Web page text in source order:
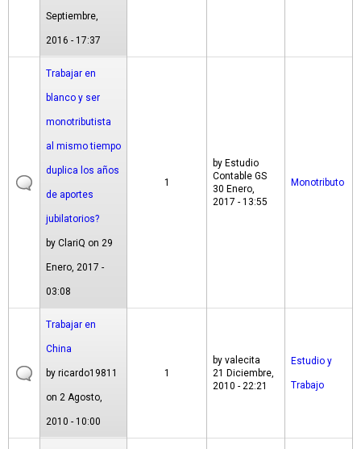
Septiembre,
2016 - 17:37
Trabajar en
blanco y ser
monotributista
al mismo tiempo
duplica los años
de aportes
jubilatorios?
by ClariQ on 29
Enero, 2017 -
03:08
1
by Estudio
Contable GS
30 Enero,
2017 - 13:55
Monotributo
Trabajar en
China
by ricardo19811
on 2 Agosto,
2010 - 10:00
1
by valecita
21 Diciembre,
2010 - 22:21
Estudio y
Trabajo